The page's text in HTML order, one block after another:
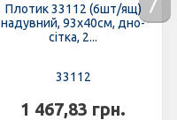
Плотик 33112 (6шт/ящ)
надувний, 93х40см, дно-
сітка, 2...
33112
1 467,83 грн.